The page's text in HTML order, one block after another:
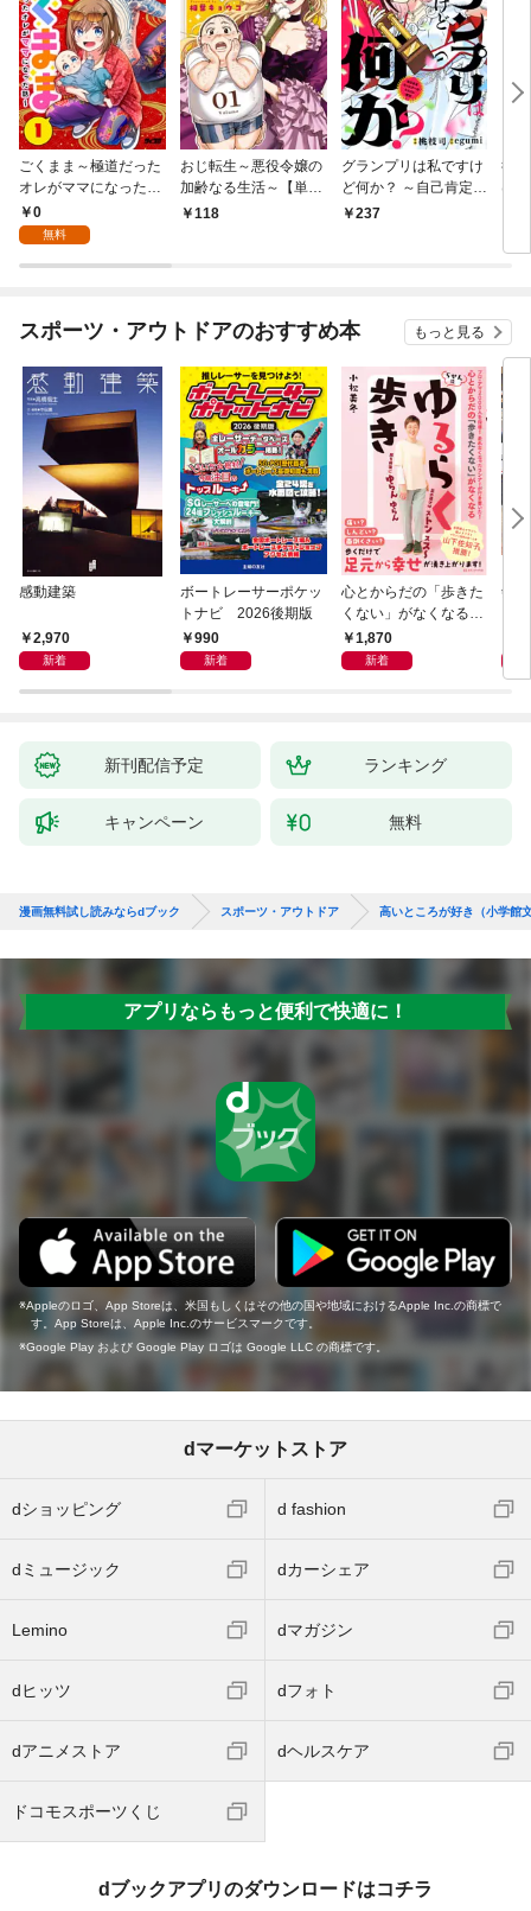
ごくまま～極道だった
オレがママになった話
～【単話】（１）
0
無料
おじ転生～悪役令嬢の
加齢なる生活～【単
話】（１）
118
グランプリは私ですけ
ど何か？ ～自己肯定モ
ンスターのミスコン無
237
後
は
スポーツ・アウトドアのおすすめ本 もっと見る
感動建築
2,970
新着
ボートレーサーポケッ
トナビ 2026後期版
990
新着
心とからだの「歩きた
くない」がなくなる
らせん流 ゆるらく歩
き
1,870
新着
剣
新刊配信予定 ランキング
キャンペーン 無料
漫画無料試し読みならdブック スポーツ・アウトドア 高いところが好き（小学館
アプリならもっと便利で快適に！
Appleのロゴ、App Storeは、米国もしくはその他の国や地域におけるApple Inc.の商標で
す。App Storeは、Apple Inc.のサービスマークです。
Google Play および Google Play ロゴは Google LLC の商標です。
dマーケットストア
dショッピング d fashion
dミュージック dカーシェア
Lemino dマガジン
dヒッツ dフォト
dアニメストア dヘルスケア
ドコモスポーツくじ
dブックアプリのダウンロードはコチラ